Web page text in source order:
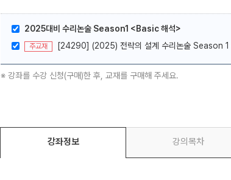
메가스터디
2025대비 수리논술 Season1 <Basic 해석>
주교재 [24290] (2025) 전략의 설계 수리논술 Season 1
※ 강좌를 수강 신청(구매)한 후, 교재를 구매해 주세요.
강좌정보 강의목차